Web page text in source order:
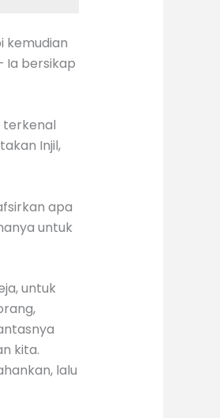
kemudian
Ia bersikap
terkenal
Injil,
apa
untuk
untuk
kita.
lalu